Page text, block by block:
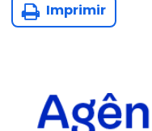
Imprimir